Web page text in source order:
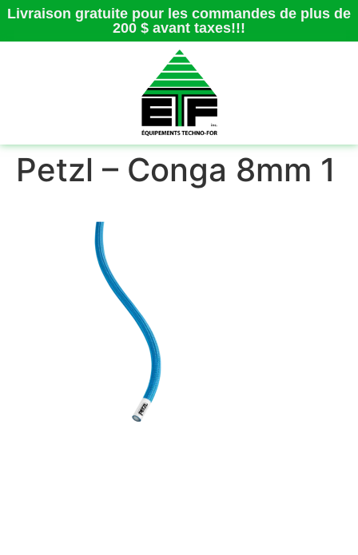
Livraison gratuite pour les commandes de plus de
200 $ avant taxes!!!
Petzl – Conga 8mm 1